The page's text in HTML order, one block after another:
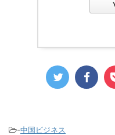
-中国ビジネス